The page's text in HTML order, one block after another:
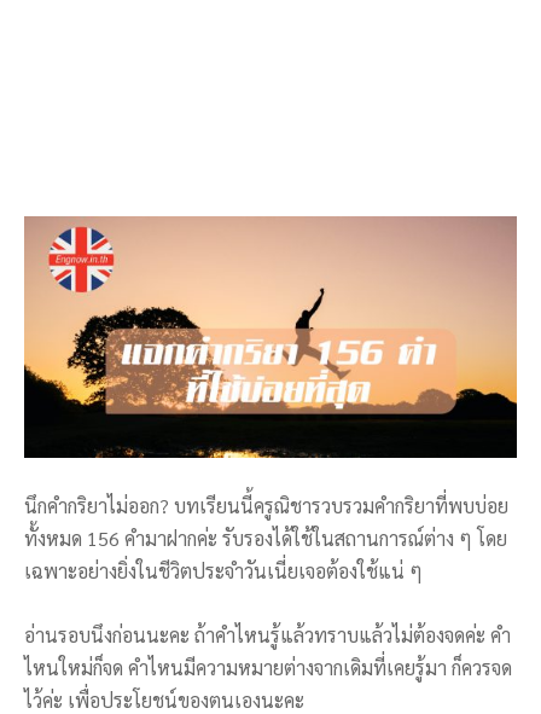
นึกคำกริยาไม่ออก? บทเรียนนี้ครูณิชารวบรวมคำกริยาที่พบบ่อย
ทั้งหมด 156 คำมาฝากค่ะ รับรองได้ใช้ในสถานการณ์ต่าง ๆ โดย
เฉพาะอย่างยิ่งในชีวิตประจำวันเนี่ยเจอต้องใช้แน่ ๆ
อ่านรอบนึงก่อนนะคะ ถ้าคำไหนรู้แล้วทราบแล้วไม่ต้องจดค่ะ คำ
ไหนใหม่ก็จด คำไหนมีความหมายต่างจากเดิมที่เคยรู้มา ก็ควรจด
ไว้ค่ะ เพื่อประโยชน์ของตนเองนะคะ